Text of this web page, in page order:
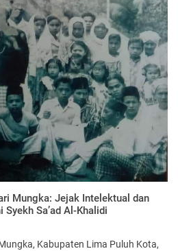
Mungka: Jejak Intelektual dan
Syekh Sa’ad Al-Khalidi
Kabupaten Lima Puluh Kota,